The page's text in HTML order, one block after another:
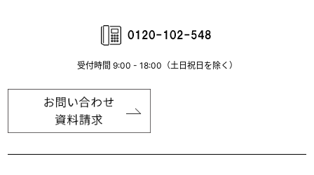
受付時間 9:00 - 18:00（土日祝日を除く）